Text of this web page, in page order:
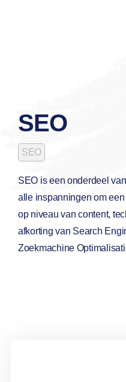
SEO
SEO
SEO is een onderdeel
alle inspanningen om
op niveau van content,
afkorting van Search
Zoekmachine